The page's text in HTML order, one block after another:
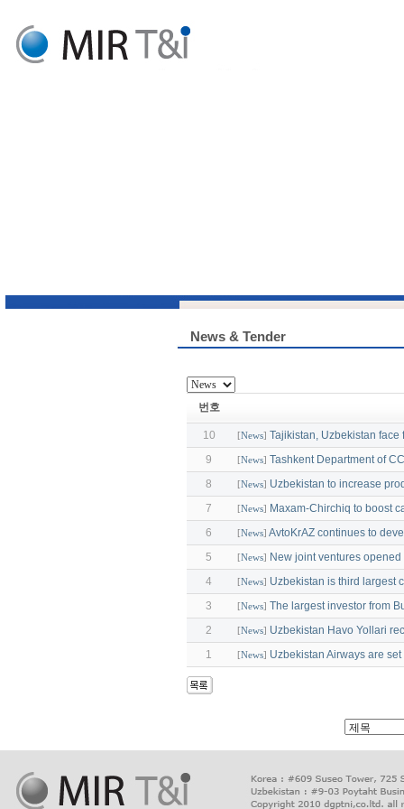
News & Tender
번호
10 [News] Tajikistan, Uzbekistan
9
[News] Tashkent Department of
8
[News] Uzbekistan to increase
7
[News]
Maxam-Chirchiq to boost
6
[News] AvtoKrAZ continues to
5
[News]
New joint ventures
4
[News] Uzbekistan is third largest
3
[News] The largest investor from
2
[News] Uzbekistan Havo Yollari
1
[News] Uzbekistan Airways are
마
사
지